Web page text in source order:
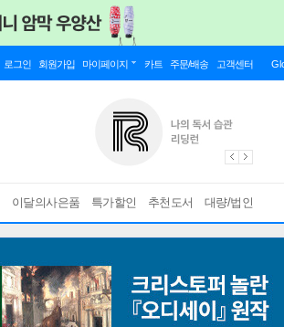
로그인 회원가입 마이페이지 카트 주문/배송 고객센터
이달의사은품 특가할인 추천도서 대량/법인